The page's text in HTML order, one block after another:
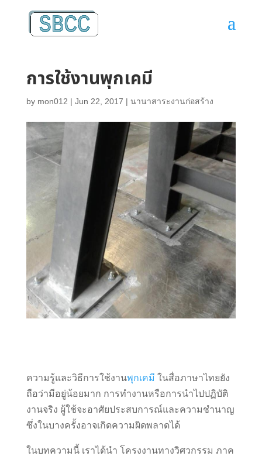
การใช้งานพุกเคมี
by mon012 | Jun 22, 2017 | นานาสาระงานก่อสร้าง
ความรู้และวิธีการใช้งานพุกเคมี ในสื่อภาษาไทยยัง
ถือว่ามีอยู่น้อยมาก การทำงานหรือการนำไปปฏิบัติ
งานจริง ผู้ใช้จะอาศัยประสบการณ์และความชำนาญ
ซึ่งในบางครั้งอาจเกิดความผิดพลาดได้
ในบทความนี้ เราได้นำ โครงงานทางวิศวกรรม ภาค